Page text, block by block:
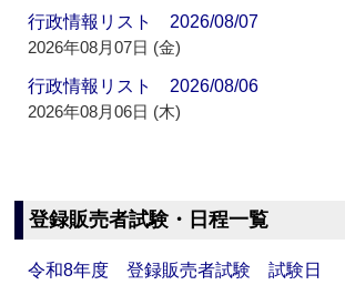
行政情報リスト 2026/08/07
2026年08月07日 (金)
行政情報リスト 2026/08/06
2026年08月06日 (木)
登録販売者試験・日程一覧
令和8年度 登録販売者試験 試験日